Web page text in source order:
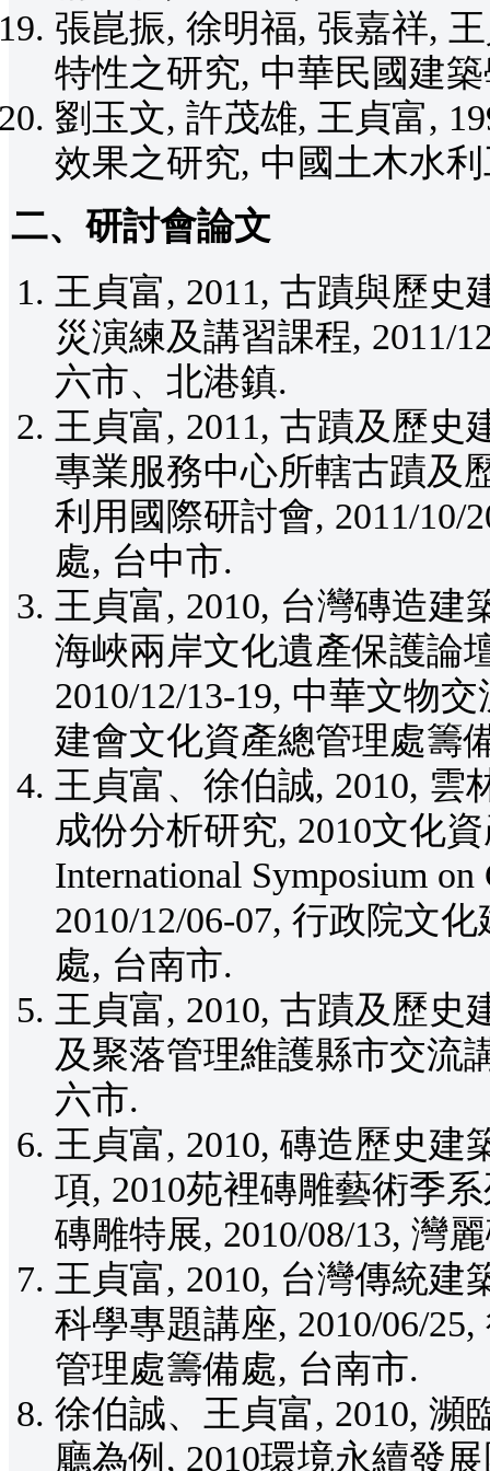
張崑振, 徐明福, 張嘉祥,
特性之研究, 中華民國建
劉玉文, 許茂雄, 王貞富,
效果之研究, 中國土木水
二、研討會論文
王貞富, 2011, 古蹟與歷
災演練及講習課程, 2011/
六市、北港鎮.
王貞富, 2011, 古蹟及歷
專業服務中心所轄古蹟及
利用國際研討會, 2011/10/
處, 台中市.
王貞富, 2010, 台灣磚造
海峽兩岸文化遺產保護論
2010/12/13-19, 中華文物
建會文化資產總管理處籌
王貞富、徐伯誠, 2010,
成份分析研究, 2010文化
International Symposium
2010/12/06-07, 行政院文
處, 台南市.
王貞富, 2010, 古蹟及歷
及聚落管理維護縣市交流
六市.
王貞富, 2010, 磚造歷史
項, 2010苑裡磚雕藝術季
磚雕特展, 2010/08/13, 灣
王貞富, 2010, 台灣傳統
科學專題講座, 2010/06/
管理處籌備處, 台南市.
徐伯誠、王貞富, 2010,
廳為例, 2010環境永續發